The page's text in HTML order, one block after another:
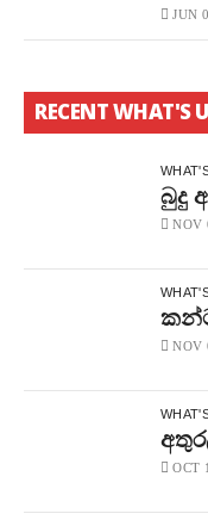
JUN
RECENT WHAT'S
බුදු
NOV
NOV
OCT